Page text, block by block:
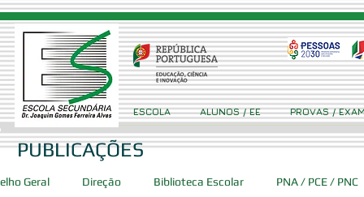
Geral Direção Biblioteca Escolar PNA / PCE / PNC
PUBLICAÇÕES
ESCOLA ALUNOS / EE PROVAS /